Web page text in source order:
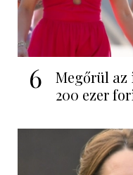
6
Megőrül az
200 ezer